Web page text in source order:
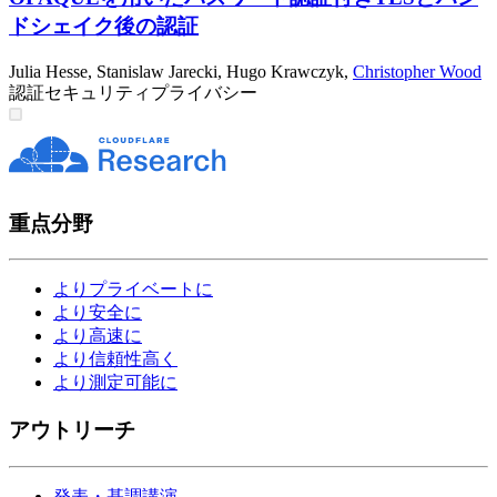
ドシェイク後の認証
Julia Hesse, Stanislaw Jarecki, Hugo Krawczyk, Christopher Wood
認証セキュリティ プライバシー
重点分野
よりプライベートに
より安全に
より高速に
より信頼性高く
より測定可能に
アウトリーチ